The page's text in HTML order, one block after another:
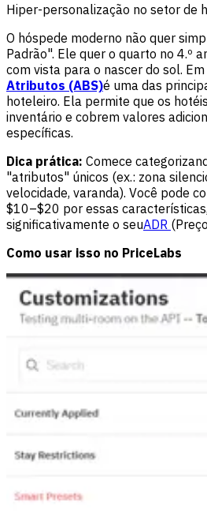
Hiper-personalização no setor de
O hóspede moderno não quer
Padrão". Ele quer o quarto no 4.º
com vista para o nascer do sol.
Atributos (ABS)é uma das
hoteleiro. Ela permite que os
inventário e cobrem valores
específicas.
Dica prática: Comece
"atributos" únicos (ex.: zona
velocidade, varanda). Você pode
$10–$20 por essas
significativamente o seuADR
Como usar isso no PriceLabs